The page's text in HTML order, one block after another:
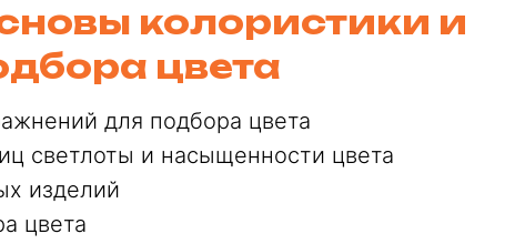
колористики и
цвета
для подбора цвета
светлоты и насыщенности цвета
изделий
цвета